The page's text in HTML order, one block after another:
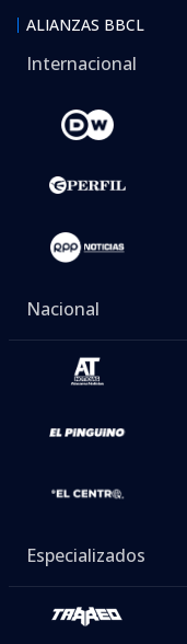
ALIANZAS BBCL
Internacional
Nacional
Especializados